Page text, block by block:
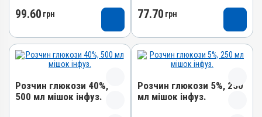
4820012504275
AВ-08002-01-18
Групи препаратів
Лікарська форма
99.60 грн
4820012504510
АВ-01652-01-10
Групи препаратів
Лікарська форма
77.70 грн
Розчин глюкози 40%,
500 мл мішок інфуз.
Розчин глюкози 5%, 250
мл мішок інфуз.